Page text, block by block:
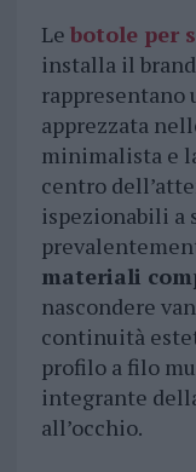
Le botole per
installa il
rappresentano
apprezzata
minimalista e
centro
ispezionabili a
materiali
nascondere
continuità
profilo a filo
integrante
all’occhio.